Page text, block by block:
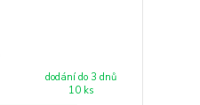
dodání do 3 dnů
10 ks